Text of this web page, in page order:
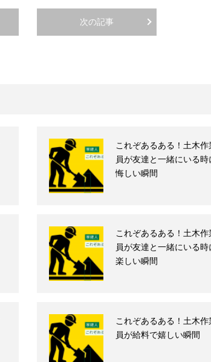
次の記事
これぞあるある！土木作
員が友達と一緒にいる時
悔しい瞬間
これぞあるある！土木作
員が友達と一緒にいる時
楽しい瞬間
これぞあるある！土木作
員が給料で嬉しい瞬間